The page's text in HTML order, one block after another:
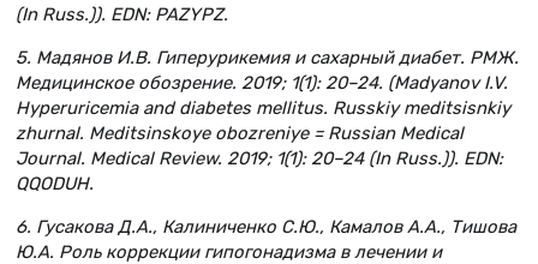
(In Russ.)). EDN: PAZYPZ.
5. Мадянов И.В. Гиперурикемия и сахарный диабет. РМЖ.
Медицинское обозрение. 2019; 1(1): 20–24. (Madyanov I.V.
Hyperuricemia and diabetes mellitus. Russkiy meditsisnkiy
zhurnal. Meditsinskoye obozreniye = Russian Medical
Journal. Medical Review. 2019; 1(1): 20–24 (In Russ.)). EDN:
QQODUH.
6. Гусакова Д.А., Калиниченко С.Ю., Камалов А.А., Тишова
Ю.А. Роль коррекции гипогонадизма в лечении и